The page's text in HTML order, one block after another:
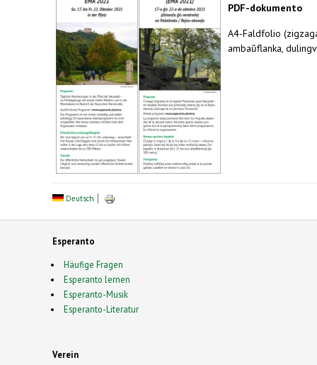
PDF-dokumento
A4-Faldfolio
ambaŭflanka,
Deutsch
Esperanto
Häufige Fragen
Esperanto lernen
Esperanto-Musik
Esperanto-Literatur
Verein